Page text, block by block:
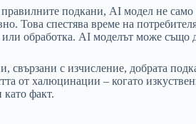
подкани, AI модел не
Това спестява време на
обработка. AI моделът може също
свързани с изчисление, добрата
от халюцинации – когато
факт.